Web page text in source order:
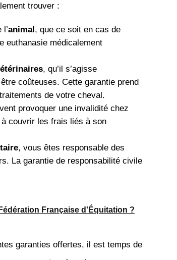
trouver :
animal, que ce soit en cas de
euthanasie médicalement
, qu’il s’agisse
coûteuses. Cette garantie prend
de votre cheval.
provoquer une invalidité chez
couvrir les frais liés à son
, vous êtes responsable des
La garantie de responsabilité civile
Française d'Équitation ?
garanties offertes, il est temps de